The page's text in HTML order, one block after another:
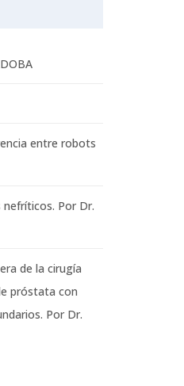
entre robots
nefríticos. Por Dr.
de la cirugía
próstata con
Por Dr.